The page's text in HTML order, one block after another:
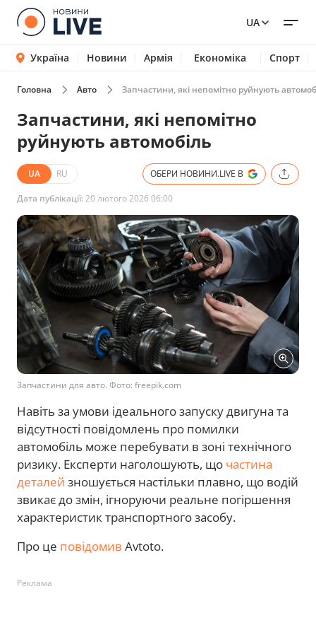
UA
Україна Новини Армія Економіка Спорт
Головна Авто Запчастини, які непомітно руйнують
Запчастини, які непомітно
руйнують автомобіль
UA RU ОБЕРИ НОВИНИ.LIVE В
Дата публікації:20 лютого 2026 06:00
Запчастини для авто. Фото: freepik.com
Навіть за умови ідеального запуску двигуна та
відсутності повідомлень про помилки
автомобіль може перебувати в зоні технічного
ризику. Експерти наголошують, що частина
деталей зношується настільки плавно, що водій
звикає до змін, ігноруючи реальне погіршення
характеристик транспортного засобу.
Про це повідомив Avtoto.
Реклама